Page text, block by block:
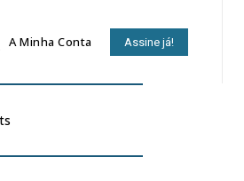
A Minha Conta Assine já!